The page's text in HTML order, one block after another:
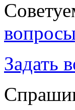
Задать